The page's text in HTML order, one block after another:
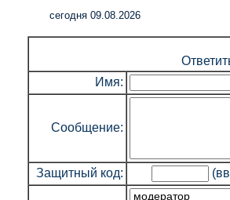
cегодня 09.08.2026
Имя:
Сообщение:
Защитный код: